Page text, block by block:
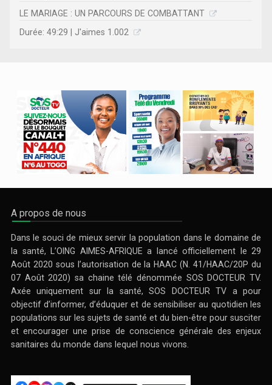
LE MARIAGE : UN PARCOURS DE COMBATTANT
Durée: 49:29 | J'aimes 1.002
A propos de nous
Dans le souci de mieux servir la population dans le domaine de
la santé, L’OING AIMES-AFRIQUE a lancé officiellement le 29
Août 2020 sous l’autorisation de la HAAC (N. 41/HAAC/20P du
07 Août 2020) sa chaine télé dénommée SOS DOCTEUR TV.
Axée uniquement sur la santé, SOS DOCTEUR TV a pour
objectif d’informer, d’éduquer et de sensibiliser au quotidien les
populations sur les sujets de santé et du bien-être pour susciter
et encourager une prise de conscience générale des enjeux
sanitaires du monde dans lequel nous vivons.